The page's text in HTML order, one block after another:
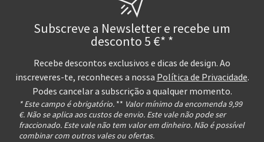
Subscreve a Newsletter e recebe um
desconto 5 €* *
Recebe descontos exclusivos e dicas de design. Ao
inscreveres-te, reconheces a nossa Política de Privacidade.
Podes cancelar a subscrição a qualquer momento.
* Este campo é obrigatório. ** Valor mínimo da encomenda 9,99
€. Não se aplica aos custos de envio. Este vale não pode ser
fraccionado. Este vale não tem valor em dinheiro. Não é possível
combinar com outros vales ou ofertas.